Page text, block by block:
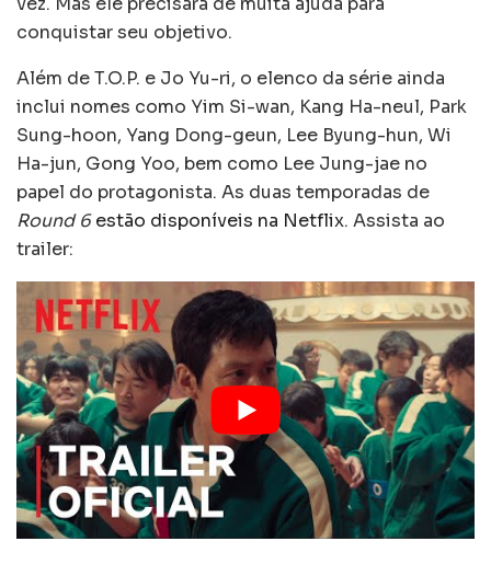
conquistar seu objetivo.
Além de T.O.P. e Jo Yu-ri, o elenco da série ainda
inclui nomes como Yim Si-wan, Kang Ha-neul, Park
Sung-hoon, Yang Dong-geun, Lee Byung-hun, Wi
Ha-jun, Gong Yoo, bem como Lee Jung-jae no
papel do protagonista. As duas temporadas de
Round 6 estão disponíveis na Netflix. Assista ao
trailer: